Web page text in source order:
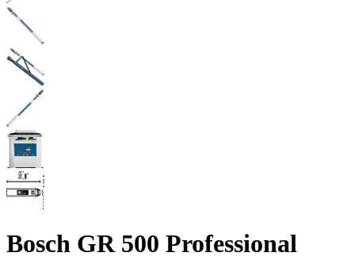
Bosch GR 500 Professional